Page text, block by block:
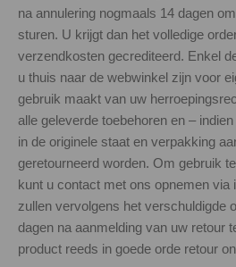
na annulering nogmaals 14 dagen
sturen. U krijgt dan het volledige
verzendkosten gecrediteerd. Enkel
u thuis naar de webwinkel zijn voor
gebruik maakt van uw
alle geleverde toebehoren en –
in de originele staat en verpakking
geretourneerd worden. Om gebruik
kunt u contact met ons opnemen via
zullen vervolgens het verschuldigde
dagen na aanmelding van uw retour
product reeds in goede orde retour